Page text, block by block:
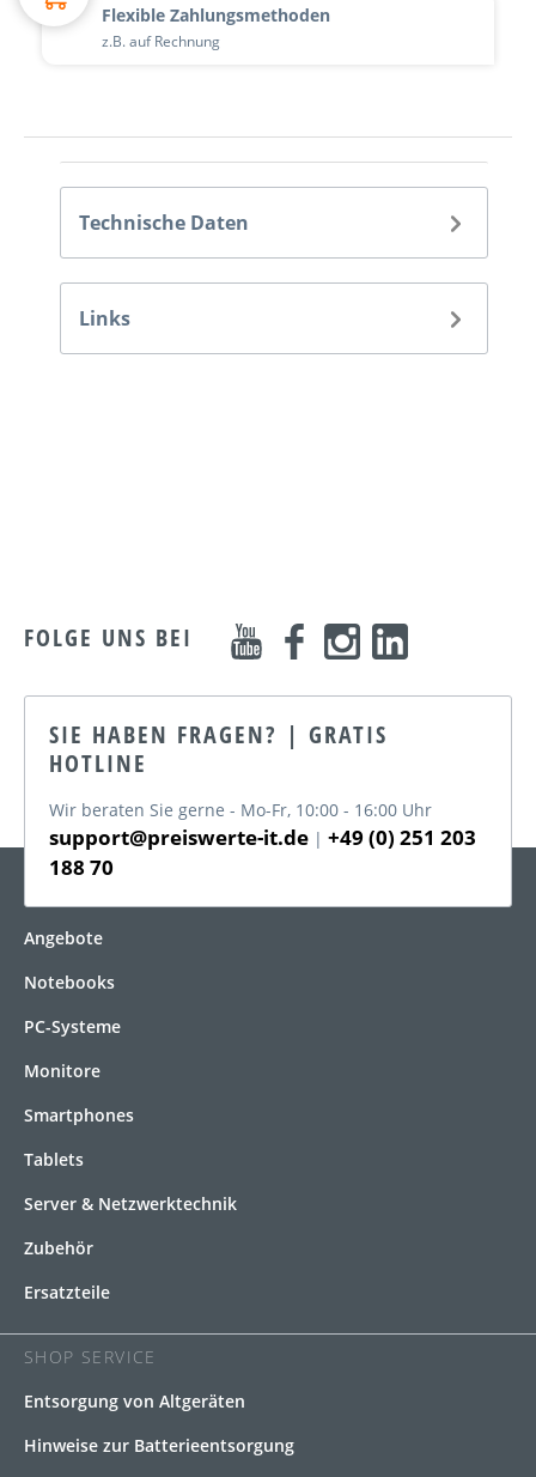
Flexible Zahlungsmethoden
z.B. auf Rechnung
Technische Daten
Links
FOLGE UNS BEI
SIE HABEN FRAGEN? | GRATIS
HOTLINE
Wir beraten Sie gerne - Mo-Fr, 10:00 - 16:00 Uhr
support@preiswerte-it.de | +49 (0) 251 203
188 70
Angebote
Notebooks
PC-Systeme
Monitore
Smartphones
Tablets
Server & Netzwerktechnik
Zubehör
Ersatzteile
SHOP SERVICE
Entsorgung von Altgeräten
Hinweise zur Batterieentsorgung